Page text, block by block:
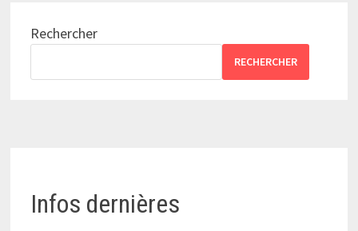
Rechercher
RECHERCHER
Infos dernières